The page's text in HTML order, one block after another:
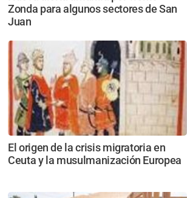
Zonda para algunos sectores de San
Juan
El origen de la crisis migratoria en
Ceuta y la musulmanización Europea